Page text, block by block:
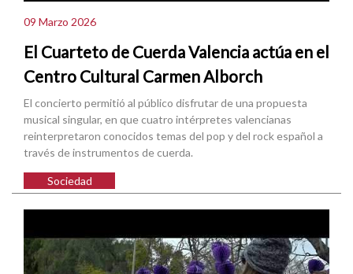
09 Marzo 2026
El Cuarteto de Cuerda Valencia actúa en el
Centro Cultural Carmen Alborch
El concierto permitió al público disfrutar de una propuesta
musical singular, en que cuatro intérpretes valencianas
reinterpretaron conocidos temas del pop y del rock español a
través de instrumentos de cuerda.
Sociedad